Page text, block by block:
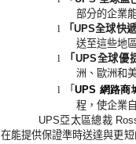
部分的企業
l 「UPS全球快
送至這些地
l 「UPS全球優
洲、歐洲和
l 「UPS 網路商
程，使企業
UPS亞太區總裁
在能提供保證準時送達與更